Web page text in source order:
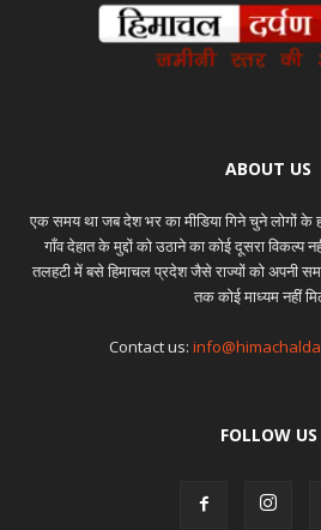
ABOUT US
एक समय था जब देश भर का मीडिया गिने चुने लोगों के
गाँव देहात के मुद्दों को उठाने का कोई दूसरा विकल्प
तलहटी में बसे हिमाचल प्रदेश जैसे राज्यों को अपनी
तक कोई माध्यम नहीं
Contact us:
FOLLOW US